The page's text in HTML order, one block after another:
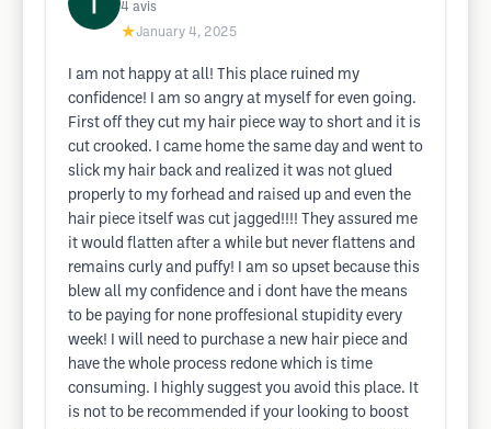
4 avis
★January 4, 2025
I am not happy at all! This place ruined my
confidence! I am so angry at myself for even going.
First off they cut my hair piece way to short and it is
cut crooked. I came home the same day and went to
slick my hair back and realized it was not glued
properly to my forhead and raised up and even the
hair piece itself was cut jagged!!!! They assured me
it would flatten after a while but never flattens and
remains curly and puffy! I am so upset because this
blew all my confidence and i dont have the means
to be paying for none proffesional stupidity every
week! I will need to purchase a new hair piece and
have the whole process redone which is time
consuming. I highly suggest you avoid this place. It
is not to be recommended if your looking to boost